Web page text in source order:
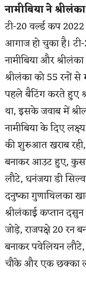
नामीबिया ने
टी-20 वर्ल्ड कप
आगाज हो चुका है।
नामीबिया और
श्रीलंका को 55 रनों से
पहले बैटिंग करते हुए
था, इसके जवाब में
नामीबिया के दिए
की शुरुआत खराब
बनाकर आउट हुए,
लौटे, धनंजया डी
दनुष्का गुणाथिलका
श्रीलंकाई कप्तान
जोड़े, राजपक्षे 20 रन
बनाकर पवेलियन
चौके और एक छक्का